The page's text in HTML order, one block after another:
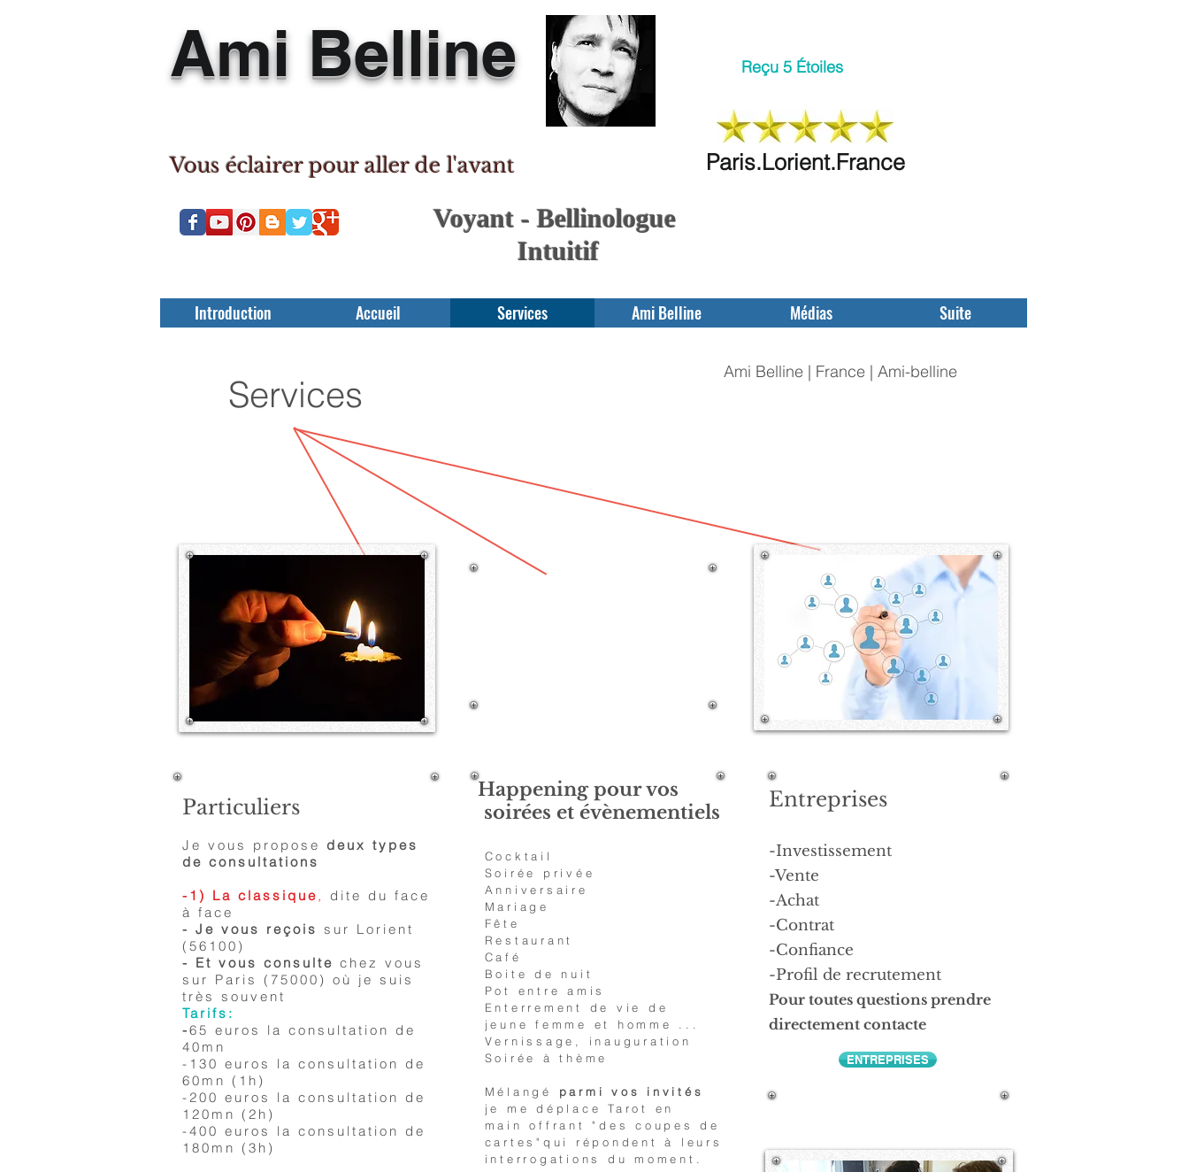
Ami Belline
Vous éclairer pour aller de l'avant
Voyant - Bellinologue
Intuitif
Reçu 5 Étoiles
Paris.Lorient.France
Introduction Accueil Services Ami Belline Médias Suite
Services
Ami Belline | France | Ami-belline
1/25
Particuliers
Je vous propose deux types
de consultations
-1) La classique,
dite du face
à face
- Je vous reçois sur Lorient
(56100)
- Et vous consulte chez vous
sur Paris (75000) où je suis
très souvent
Tarifs:
-65 euros la consultation de
40mn
-130 euros la consultation de
60mn (1h)
-200 euros la consultation de
120mn (2h)
-400 euros la consultation de
180mn (3h)
Happening pour vos
soirées et évènementiels
Cocktail
Soirée privée
Anniversaire
Mariage
Fête
Restaurant
Café
Boite de nuit
Pot entre amis
Enterrement de vie de
jeune femme et homme ...
Vernissage, inauguration
Soirée à thème
Mélangé parmi vos invités
je me déplace Tarot en
main offrant "des coupes de
cartes"qui répondent à leurs
interrogations du moment.
Entreprises
-Investissement
-Vente
-Achat
-Contrat
-Confiance
-Profil de recrutement
Pour toutes questions prendre
directement contacte
ENTREPRISES